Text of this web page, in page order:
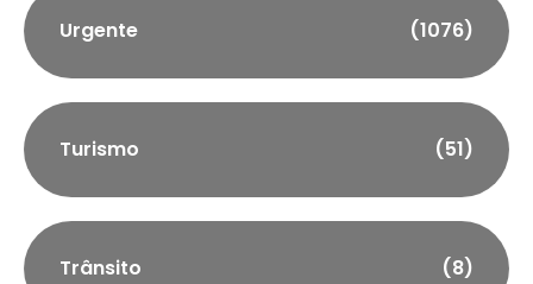
Urgente (1076)
Turismo (51)
Trânsito (8)